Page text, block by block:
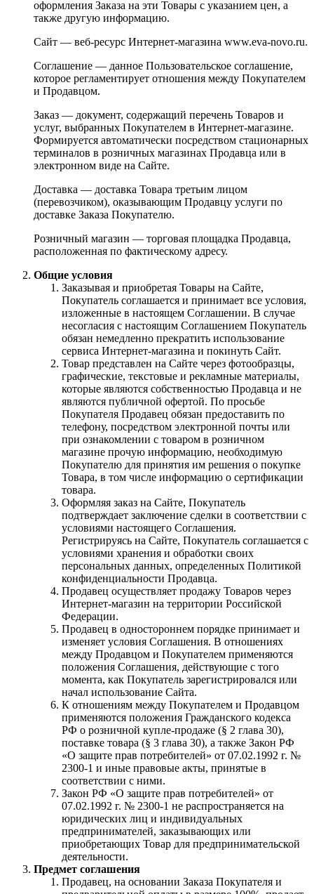
оформления Заказа на эти Товары с указанием цен, а
также другую информацию.
Сайт — веб-ресурс Интернет-магазина www.eva-novo.ru.
Соглашение — данное Пользовательское соглашение,
которое регламентирует отношения между Покупателем
и Продавцом.
Заказ — документ, содержащий перечень Товаров и
услуг, выбранных Покупателем в Интернет-магазине.
Формируется автоматически посредством стационарных
терминалов в розничных магазинах Продавца или в
электронном виде на Сайте.
Доставка — доставка Товара третьим лицом
(перевозчиком), оказывающим Продавцу услуги по
доставке Заказа Покупателю.
Розничный магазин — торговая площадка Продавца,
расположенная по фактическому адресу.
Общие условия
Заказывая и приобретая Товары на Сайте,
Покупатель соглашается и принимает все условия,
изложенные в настоящем Соглашении. В случае
несогласия с настоящим Соглашением Покупатель
обязан немедленно прекратить использование
сервиса Интернет-магазина и покинуть Сайт.
Товар представлен на Сайте через фотообразцы,
графические, текстовые и рекламные материалы,
которые являются собственностью Продавца и не
являются публичной офертой. По просьбе
Покупателя Продавец обязан предоставить по
телефону, посредством электронной почты или
при ознакомлении с товаром в розничном
магазине прочую информацию, необходимую
Покупателю для принятия им решения о покупке
Товара, в том числе информацию о сертификации
товара.
Оформляя заказ на Сайте, Покупатель
подтверждает заключение сделки в соответствии с
условиями настоящего Соглашения.
Регистрируясь на Сайте, Покупатель соглашается с
условиями хранения и обработки своих
персональных данных, определенных Политикой
конфиденциальности Продавца.
Продавец осуществляет продажу Товаров через
Интернет-магазин на территории Российской
Федерации.
Продавец в одностороннем порядке принимает и
изменяет условия Соглашения. В отношениях
между Продавцом и Покупателем применяются
положения Соглашения, действующие с того
момента, как Покупатель зарегистрировался или
начал использование Сайта.
К отношениям между Покупателем и Продавцом
применяются положения Гражданского кодекса
РФ о розничной купле-продаже (§ 2 глава 30),
поставке товара (§ 3 глава 30), а также Закон РФ
«О защите прав потребителей» от 07.02.1992 г. №
2300-1 и иные правовые акты, принятые в
соответствии с ними.
Закон РФ «О защите прав потребителей» от
07.02.1992 г. № 2300-1 не распространяется на
юридических лиц и индивидуальных
предпринимателей, заказывающих или
приобретающих Товар для предпринимательской
деятельности.
Предмет соглашения
Продавец, на основании Заказа Покупателя и